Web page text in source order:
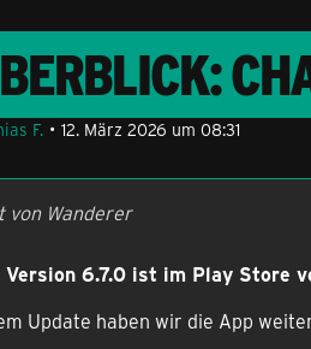
F. 12. März 2026 um 08:31
von Wanderer
Version 6.7.0 ist im Play Store
Update haben wir die App